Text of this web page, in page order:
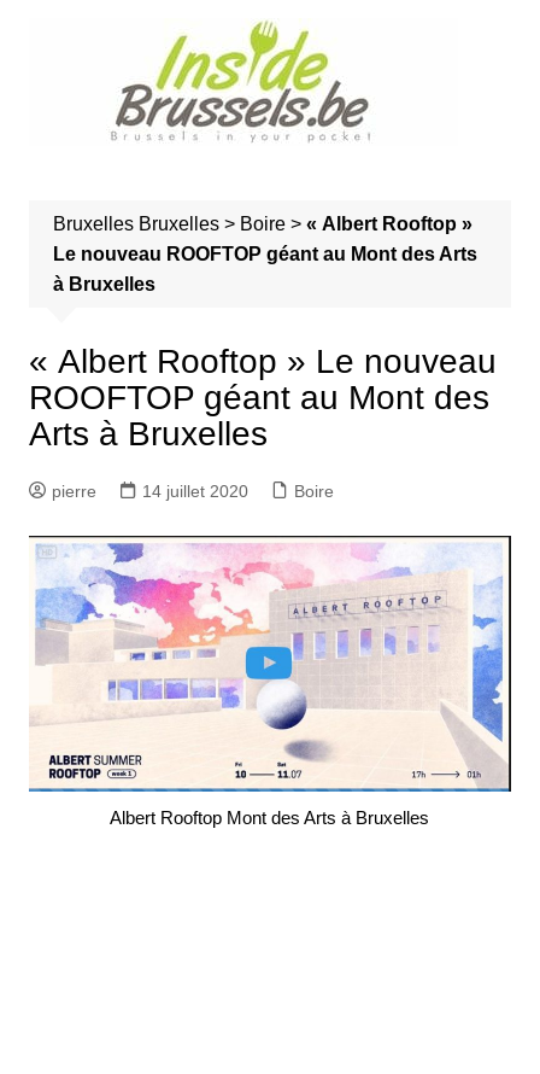
Bruxelles Bruxelles> Boire> « Albert Rooftop »
Le nouveau ROOFTOP géant au Mont des Arts
à Bruxelles
« Albert Rooftop » Le nouveau
ROOFTOP géant au Mont des
Arts à Bruxelles
pierre 14 juillet 2020 Boire
Albert Rooftop Mont des Arts à Bruxelles